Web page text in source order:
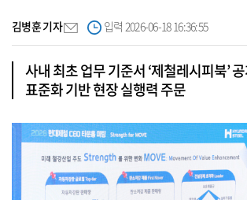
김병훈 기자 입력 2026-06-18 16:36:55
사내 최초 업무 기준서 ‘제철레시피북’
표준화 기반 현장 실행력 주문